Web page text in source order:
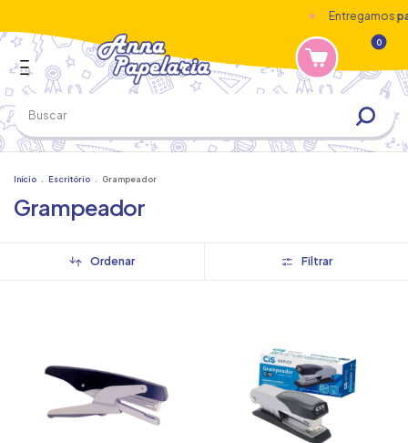
Entregamospara
0
Início Escritório Grampeador
Grampeador
Ordenar Filtrar